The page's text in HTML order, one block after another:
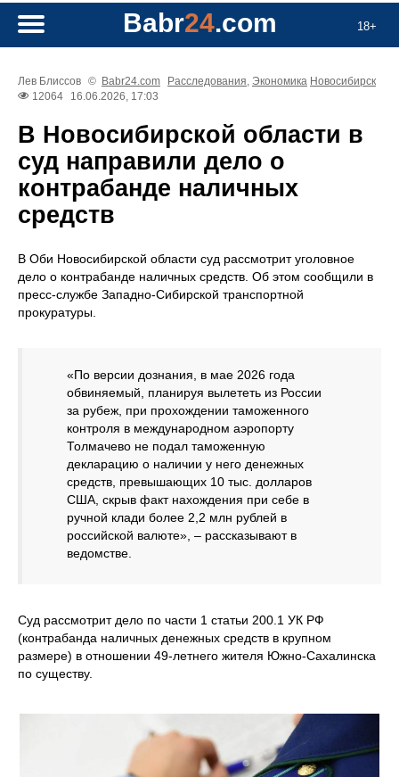
18+
Babr24.com
Лев Блиссов © Babr24.com Расследования, Экономика Новосибирск
12064
16.06.2026, 17:03
В Новосибирской области в
суд направили дело о
контрабанде наличных
средств
В Оби Новосибирской области суд рассмотрит уголовное
дело о контрабанде наличных средств. Об этом сообщили в
пресс-службе Западно-Сибирской транспортной
прокуратуры.
«По версии дознания, в мае 2026 года
обвиняемый, планируя вылететь из России
за рубеж, при прохождении таможенного
контроля в международном аэропорту
Толмачево не подал таможенную
декларацию о наличии у него денежных
средств, превышающих 10 тыс. долларов
США, скрыв факт нахождения при себе в
ручной клади более 2,2 млн рублей в
российской валюте», – рассказывают в
ведомстве.
Суд рассмотрит дело по части 1 статьи 200.1 УК РФ
(контрабанда наличных денежных средств в крупном
размере) в отношении 49-летнего жителя Южно-Сахалинска
по существу.